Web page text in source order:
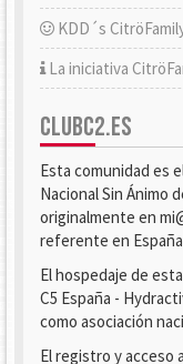
KDD´s
La iniciativa
CLUBC2.ES
Esta comunidad es
Nacional Sin Ánimo
originalmente en
referente en
El hospedaje de
C5 España -
como asociación
El registro y acceso